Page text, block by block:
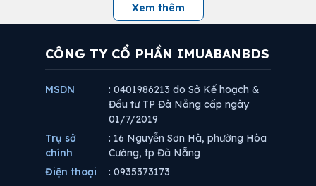
Xem thêm
CÔNG TY CỔ PHẦN IMUABANBDS
MSDN
: 0401986213 do Sở Kế hoạch &
Đầu tư TP Đà Nẵng cấp ngày
01/7/2019
Trụ sở
chính
: 16 Nguyễn Sơn Hà, phường Hòa
Cường, tp Đà Nẵng
Điện thoại
: 0935373173